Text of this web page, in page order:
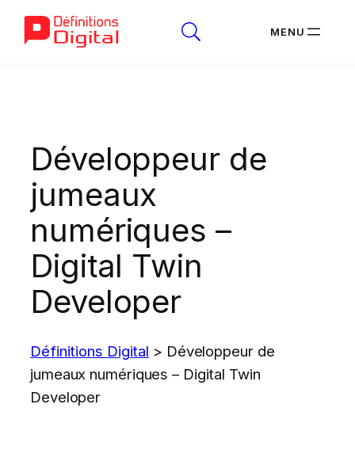
Développeur de
jumeaux
numériques –
Digital Twin
Developer
Définitions Digital > Développeur de
jumeaux numériques – Digital Twin
Developer